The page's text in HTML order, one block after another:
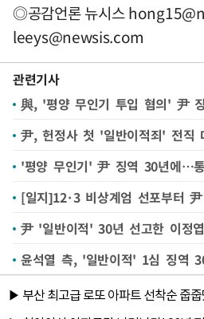
◎공감언론 뉴시스
leeys@newsis.com
관련기사
[일지]12·3 비상계엄 선포부터